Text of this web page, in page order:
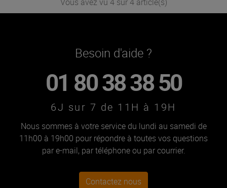
Vous avez vu 4 sur 4 article(s)
Besoin d'aide ?
01 80 38 38 50
6J sur 7 de 11H à 19H
Nous sommes à votre service du lundi au samedi de
11h00 à 19h00 pour répondre à toutes vos questions
par e-mail, par téléphone ou par courrier.
Contactez nous